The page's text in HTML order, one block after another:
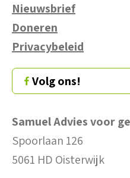
Nieuwsbrief
Doneren
Privacybeleid
Volg ons!
Samuel Advies voor
Spoorlaan 126
5061 HD Oisterwijk